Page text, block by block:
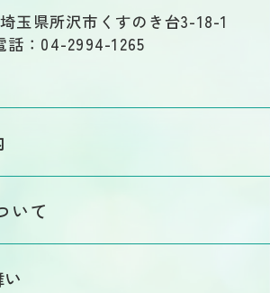
玉県所沢市くすのき台3-18-1
話：04-2994-1265
いて